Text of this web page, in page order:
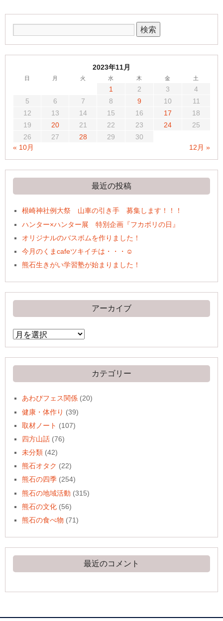
2023年11月
日 月 火 水 木 金 土
1 2 3
4
5
6 7 8 9 10
11
12
13 14 15 16 17
18
19
20 21 22 23 24
25
26
27 28 29
30
« 10月
12月 »
最近の投稿
根崎神社例大祭 山車の引き手 募集します！！！
ハンター×ハンター展 特別企画『フカボリの日』
オリジナルのバスボムを作りました！
今月のくまcafeツキイチは・・・☺
熊石生きがい学習塾が始まりました！
アーカイブ
ア
ー
イ
ブ
カテゴリー
あわびフェス関係 (20)
健康・体作り (39)
取材ノート (107)
四方山話 (76)
未分類 (42)
熊石オタク (22)
熊石の四季 (254)
熊石の地域活動 (315)
熊石の文化 (56)
熊石の食べ物 (71)
最近のコメント